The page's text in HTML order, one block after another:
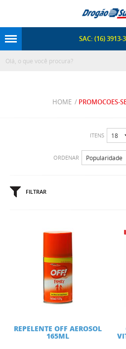
SAC: (16) 3913-
HOME / PROMOCOES-
ITENS
ORDENAR
FILTRAR
REPELENTE OFF AEROSOL
165ML